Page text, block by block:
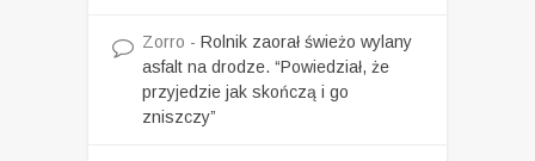
Zorro - Rolnik zaorał świeżo wylany
asfalt na drodze. “Powiedział, że
przyjedzie jak skończą i go
zniszczy”